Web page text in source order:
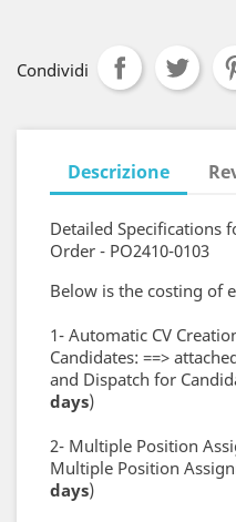
Condividi
Descrizione
Detailed Specifications
Order - PO2410-0103
Below is the costing of
1- Automatic CV
Candidates: ==>
and Dispatch for
days)
2- Multiple Position
Multiple Position
days)